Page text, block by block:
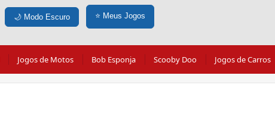
🌙 Modo Escuro ⭐ Meus Jogos
Jogos de Motos Bob Esponja Scooby Doo Jogos de Carros